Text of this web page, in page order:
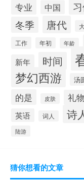
专业 中国
冬季 唐代
工作 年初 年龄
新年 时间
梦幻西游 汤
的是 皮肤 礼物
英语 词人 诗
陆游
猜你想看的文章